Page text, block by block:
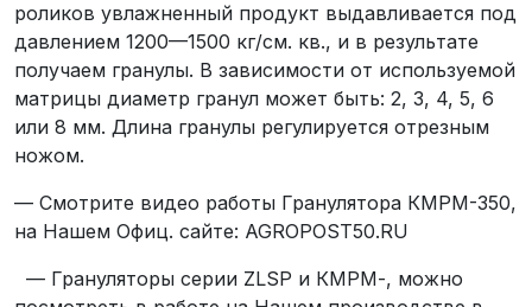
роликов увлажненный продукт выдавливается под
давлением 1200—1500 кг/см. кв., и в результате
получаем гранулы. В зависимости от используемой
матрицы диаметр гранул может быть: 2, 3, 4, 5, 6
или 8 мм. Длина гранулы регулируется отрезным
ножом.
— Смотрите видео работы Гранулятора КМРМ-350,
на Нашем Офиц. сайте: AGROPOST50.RU
— Грануляторы серии ZLSP и КМРМ-, можно